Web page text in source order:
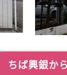
ちば興銀か